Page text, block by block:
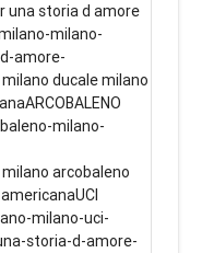
una storia d amore
milano-
amore-
ducale milano
milano-
arcobaleno
milano-uci-
storia-d-amore-